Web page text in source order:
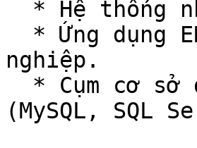
nghiệp.
(MySQL, SQL